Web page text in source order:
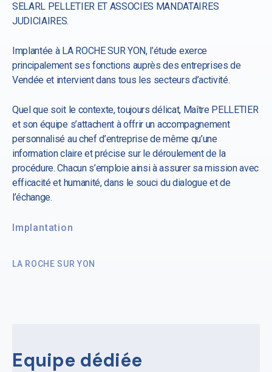
Implantation
LA ROCHE SUR YON
SELARL PELLETIER ET ASSOCIES MANDATAIRES
JUDICIAIRES.
Implantée à LA ROCHE SUR YON, l’étude exerce
principalement ses fonctions auprès des entreprises de
Vendée et intervient dans tous les secteurs d’activité.
Quel que soit le contexte, toujours délicat, Maître PELLETIER
et son équipe s’attachent à offrir un accompagnement
personnalisé au chef d’entreprise de même qu’une
information claire et précise sur le déroulement de la
procédure. Chacun s’emploie ainsi à assurer sa mission avec
efficacité et humanité, dans le souci du dialogue et de
l’échange.
Equipe dédiée